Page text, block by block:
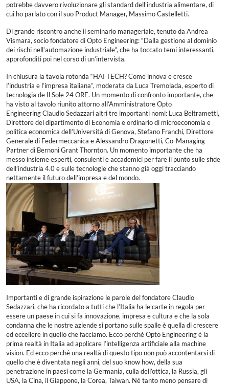
potrebbe davvero rivoluzionare gli standard dell’industria alimentare, di
cui ho parlato con il suo Product Manager, Massimo Castelletti.
Di grande riscontro anche il seminario manageriale, tenuto da Andrea
Vismara, socio fondatore di Opto Engineering: “Dalla gestione al dominio
dei rischi nell’automazione industriale”, che ha toccato temi interessanti,
approfonditi poi nel corso di un’intervista.
In chiusura la tavola rotonda “HAI TECH? Come innova e cresce
l’industria e l’impresa italiana”, moderata da Luca Tremolada, esperto di
tecnologia de Il Sole 24 ORE. Un momento di confronto importante, che
ha visto al tavolo riunito attorno all’Amministratore Opto
Engineering Claudio Sedazzari altri tre importanti nomi: Luca Beltrametti,
Direttore del dipartimento di Economia e ordinario di microeconomia e
politica economica dell’Università di Genova, Stefano Franchi, Direttore
Generale di Federmeccanica e Alessandro Dragonetti, Co-Managing
Partner di Bernoni Grant Thornton. Un momento importante che ha
messo insieme esperti, consulenti e accademici per fare il punto sulle sfide
dell’industria 4.0 e sulle tecnologie che stanno già oggi tracciando
nettamente il futuro dell’impresa e del mondo.
Importanti e di grande ispirazione le parole del fondatore Claudio
Sedazzari, che ha ricordato a tutti che l’Italia ha le carte in regola per
essere un paese in cui si fa innovazione, impresa e cultura e che la sola
condanna che le nostre aziende si portano sulle spalle è quella di crescere
ed eccellere in quello che facciamo. Ecco perché Opto Engineering è la
prima realtà in Italia ad applicare l’intelligenza artificiale alla machine
vision. Ed ecco perché una realtà di questo tipo non può accontentarsi di
quello che è diventata negli anni, del suo know how, della sua
penetrazione in paesi come la Germania, culla dell’ottica, la Russia, gli
USA, la Cina, il Giappone, la Corea, Taiwan. Né tanto meno pensare di